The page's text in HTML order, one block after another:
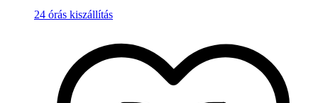
24 órás kiszállítás